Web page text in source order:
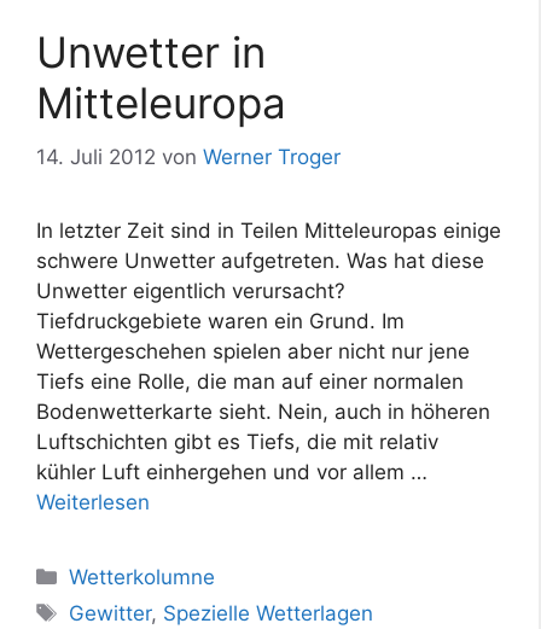
Unwetter in
Mitteleuropa
14. Juli 2012 von Werner Troger
In letzter Zeit sind in Teilen Mitteleuropas einige
schwere Unwetter aufgetreten. Was hat diese
Unwetter eigentlich verursacht?
Tiefdruckgebiete waren ein Grund. Im
Wettergeschehen spielen aber nicht nur jene
Tiefs eine Rolle, die man auf einer normalen
Bodenwetterkarte sieht. Nein, auch in höheren
Luftschichten gibt es Tiefs, die mit relativ
kühler Luft einhergehen und vor allem …
Weiterlesen
Kategorien
Wetterkolumne
Schlagwörter
Gewitter, Spezielle Wetterlagen